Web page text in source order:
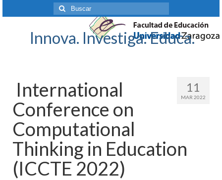
Buscar
por:
Innova. Investiga. Educa.
11
MAR 2022
International
Conference on
Computational
Thinking in Education
(ICCTE 2022)